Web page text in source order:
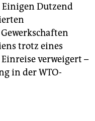
Dutzend
trotz eines
verweigert –
in der WTO-